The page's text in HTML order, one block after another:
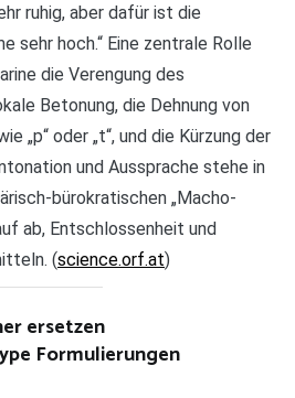
ruhig, aber dafür ist die
sehr hoch.“ Eine zentrale Rolle
die Verengung des
Betonung, die Dehnung von
„p“ oder „t“, und die Kürzung der
und Aussprache stehe in
bürokratischen „Macho-
ab, Entschlossenheit und
(science.orf.at)
ersetzen
Formulierungen